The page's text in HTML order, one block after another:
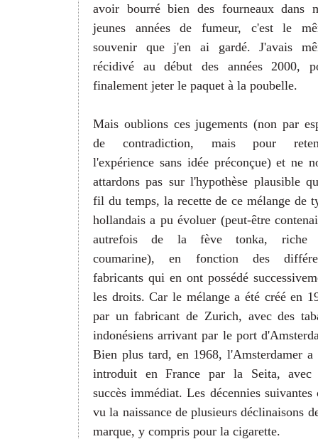
avoir bourré bien des fourneaux dans
jeunes années de fumeur, c'est le
souvenir que j'en ai gardé. J'avais
récidivé au début des années 2000,
finalement jeter le paquet à la poubelle.
Mais oublions ces jugements (non par
de contradiction, mais pour
l'expérience sans idée préconçue) et ne
attardons pas sur l'hypothèse plausible
fil du temps, la recette de ce mélange de
hollandais a pu évoluer (peut-être
autrefois de la fève tonka, riche
coumarine), en fonction des
fabricants qui en ont possédé
les droits. Car le mélange a été créé en
par un fabricant de Zurich, avec des
indonésiens arrivant par le port
Bien plus tard, en 1968, l'Amsterdamer a
introduit en France par la Seita, avec
succès immédiat. Les décennies suivantes
vu la naissance de plusieurs déclinaisons
marque, y compris pour la cigarette.